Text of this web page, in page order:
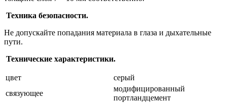
Техника безопасности.
Не допускайте попадания материала в глаза и дыхательные
пути.
Технические характеристики.
цвет
серый
связующее
модифицированный
портландцемент